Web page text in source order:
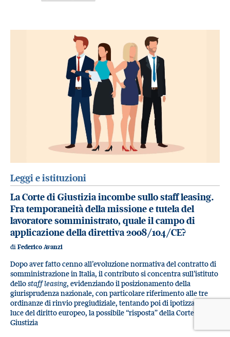
Leggi e istituzioni
La Corte di Giustizia incombe sullo staff leasing.
Fra temporaneità della missione e tutela del
lavoratore somministrato, quale il campo di
applicazione della direttiva 2008/104/CE?
di Federico Avanzi
Dopo aver fatto cenno all’evoluzione normativa del contratto di
somministrazione in Italia, il contributo si concentra sull’istituto
dellostaff leasing, evidenziando il posizionamento della
giurisprudenza nazionale, con particolare riferimento alle tre
ordinanze di rinvio pregiudiziale, tentando poi di ipotizzare, in
luce del diritto europeo, la possibile “risposta” della Corte di
Giustizia